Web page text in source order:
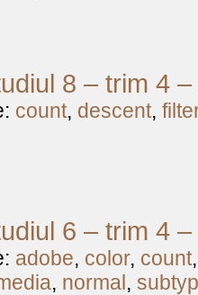
8 – trim 4
count, descent,
6 – trim 4
adobe, color, count
, normal,